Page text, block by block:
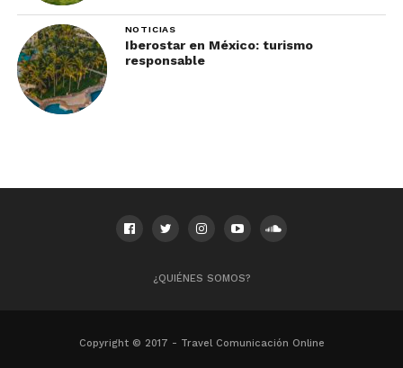
NOTICIAS
Iberostar en México: turismo
responsable
¿QUIÉNES SOMOS?
Copyright © 2017 - Travel Comunicación Online